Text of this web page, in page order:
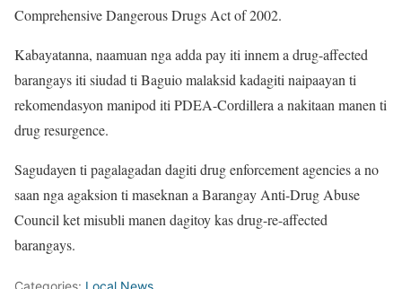
Comprehensive Dangerous Drugs Act of 2002.
Kabayatanna, naamuan nga adda pay iti innem a drug-affected
barangays iti siudad ti Baguio malaksid kadagiti naipaayan ti
rekomendasyon manipod iti PDEA-Cordillera a nakitaan manen ti
drug resurgence.
Sagudayen ti pagalagadan dagiti drug enforcement agencies a no
saan nga agaksion ti maseknan a Barangay Anti-Drug Abuse
Council ket misubli manen dagitoy kas drug-re-affected
barangays.
Categories: Local News